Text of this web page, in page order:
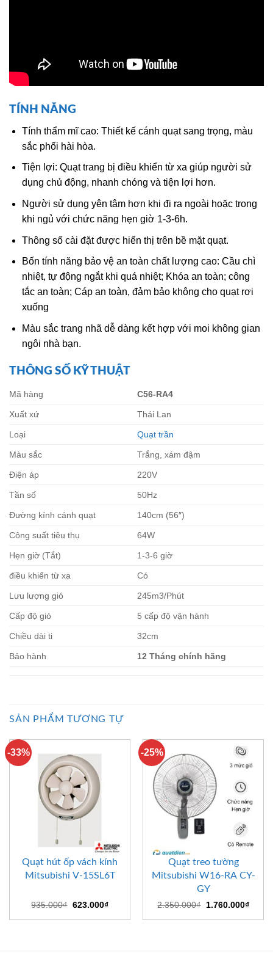
TÍNH NĂNG
Tính thẩm mĩ cao: Thiết kế cánh quạt sang trọng, màu
sắc phối hài hòa.
Tiện lợi: Quạt trang bị điều khiển từ xa giúp người sử
dụng chủ động, nhanh chóng và tiện lợi hơn.
Người sử dụng yên tâm hơn khi đi ra ngoài hoặc trong
khi ngủ với chức năng hẹn giờ 1-3-6h.
Thông số cài đặt được hiển thị trên bề mặt quạt.
Bốn tính năng bảo vệ an toàn chất lượng cao: Cầu chì
nhiệt, tự động ngắt khi quá nhiệt; Khóa an toàn; công
tắc an toàn; Cáp an toàn, đảm bảo không cho quạt rơi
xuống
Màu sắc trang nhã dễ dàng kết hợp với moi không gian
ngôi nhà bạn.
THÔNG SỐ KỸ THUẬT
Mã hàng C56-RA4
Xuất xứ Thái Lan
Loại Quạt trần
Màu sắc Trắng, xám đậm
Điện áp 220V
Tần số 50Hz
Đường kính cánh quạt 140cm (56″)
Công suất tiêu thụ 64W
Hẹn giờ (Tắt) 1-3-6 giờ
điều khiển từ xa Có
Lưu lượng gió 245m3/Phút
Cấp độ gió 5 cấp độ vận hành
Chiều dài ti 32cm
Bảo hành 12 Tháng chính hãng
SẢN PHẨM TƯƠNG TỰ
-33%
Quạt hút ốp vách kính
Mitsubishi V-15SL6T
935.000₫ Giá
là:
623.000₫Giá
tại
-25%
Quạt treo tường
Mitsubishi W16-RA CY-
GY
2.350.000₫
Giá
là:
1.760.000₫Giá
tại